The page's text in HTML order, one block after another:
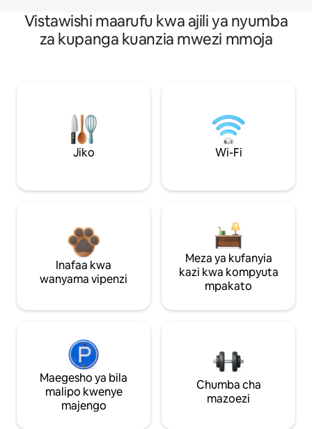
Vistawishi maarufu kwa ajili ya nyumba
za kupanga kuanzia mwezi mmoja
Jiko Wi-Fi
Inafaa kwa
wanyama vipenzi
Meza ya kufanyia
kazi kwa kompyuta
mpakato
Maegesho ya bila
malipo kwenye
majengo
Chumba cha
mazoezi